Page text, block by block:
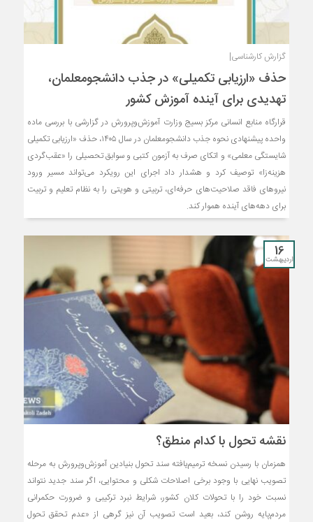
گزارش کارشناسی|
حذف «ارزیابی تکمیلی» در جذب دانشجومعلمان،
تهدیدی برای آینده آموزش کشور
قرارگاه منابع انسانی مرکز بسیج وزارت آموزش‌وپرورش در گزارشی با بررسی ماده
واحده پیشنهادی نحوه جذب دانشجومعلمان در سال ۱۴۰۵، حذف «ارزیابی تکمیلی
شایستگی معلمی» و اتکای صرف به آزمون کتبی و سوابق تحصیلی را «عقب‌گردی
هزینه‌زا» توصیف کرد و هشدار داد اجرای این رویکرد می‌تواند مسیر ورود
نیروهای فاقد صلاحیت‌های حرفه‌ای، تربیتی و هویتی را به نظام تعلیم و تربیت
برای دهه‌های آینده هموار کند.
16
اردیبهشت
نقشه تحول با کدام منطق؟
همزمان با رسیدن نسخه ترمیم‌یافته سند تحول بنیادین آموزش‌وپرورش به مرحله
تصویب نهایی با وجود برخی اصلاحات شکلی و محتوایی، اگر سند جدید نتواند
نسبت خود را با تحولات کلان کشور، شرایط نبرد ترکیبی و ضرورت حکمرانی
مردم‌پایه روشن کند، بعید است تصویب آن نیز گرهی از «عدم تحقق تحول